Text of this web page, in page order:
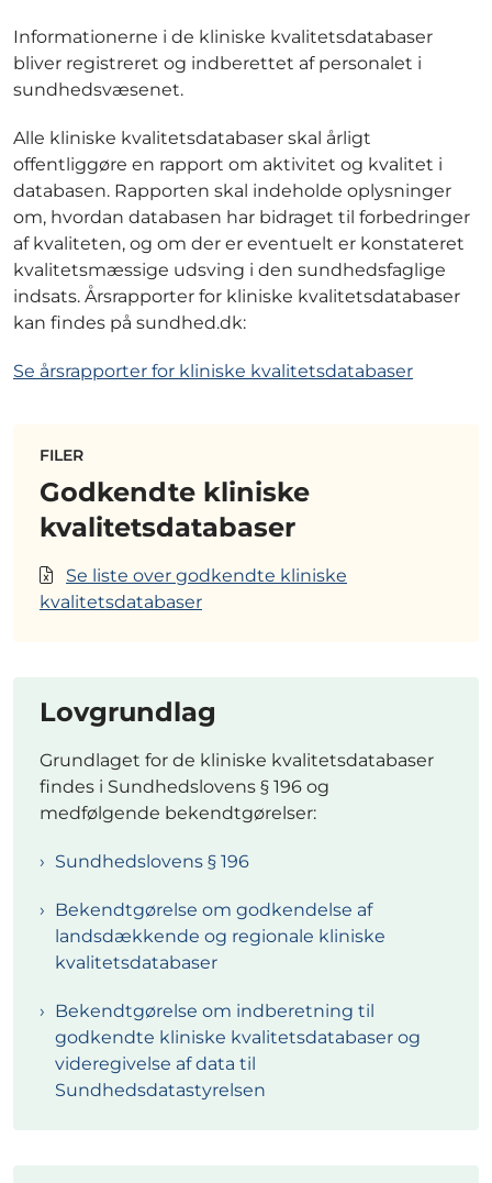
Informationerne i de kliniske kvalitetsdatabaser
bliver registreret og indberettet af personalet i
sundhedsvæsenet.
Alle kliniske kvalitetsdatabaser skal årligt
offentliggøre en rapport om aktivitet og kvalitet i
databasen. Rapporten skal indeholde oplysninger
om, hvordan databasen har bidraget til forbedringer
af kvaliteten, og om der er eventuelt er konstateret
kvalitetsmæssige udsving i den sundhedsfaglige
indsats. Årsrapporter for kliniske kvalitetsdatabaser
kan findes på sundhed.dk:
Se årsrapporter for kliniske kvalitetsdatabaser
FILER
Godkendte kliniske
kvalitetsdatabaser
Se liste over godkendte kliniske
kvalitetsdatabaser
Lovgrundlag
Grundlaget for de kliniske kvalitetsdatabaser
findes i Sundhedslovens § 196 og
medfølgende bekendtgørelser:
Sundhedslovens § 196
Bekendtgørelse om godkendelse af
landsdækkende og regionale kliniske
kvalitetsdatabaser
Bekendtgørelse om indberetning til
godkendte kliniske kvalitetsdatabaser og
videregivelse af data til
Sundhedsdatastyrelsen